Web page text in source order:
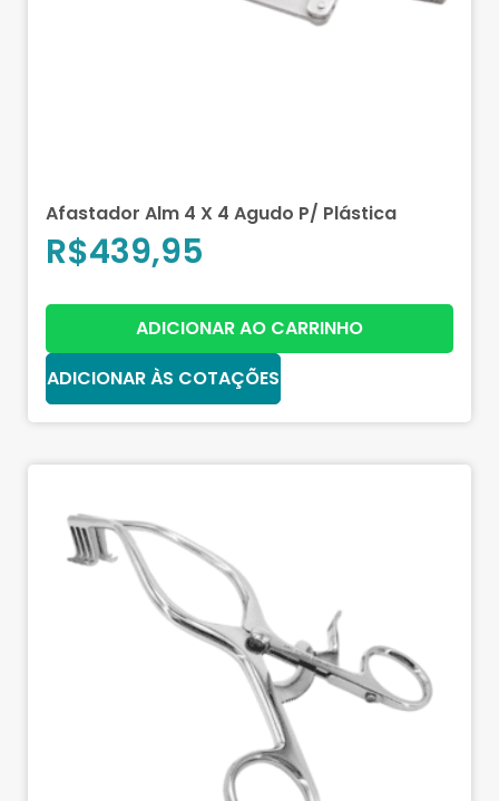
Afastador Alm 4 X 4 Agudo P/ Plástica
R$439,95
ADICIONAR AO CARRINHO
ADICIONAR ÀS COTAÇÕES